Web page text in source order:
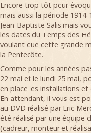
Encore trop tôt pour
mais aussi la période
Jean-Baptiste Salis mais
les dates du Temps des
voulant que cette grande
la Pentecôte.
Comme pour les années
22 mai et le lundi 25 mai,
en place les installations et
En attendant, il vous est
au DVD réalisé par Eric
été réalisé par une équipe
(cadreur, monteur et